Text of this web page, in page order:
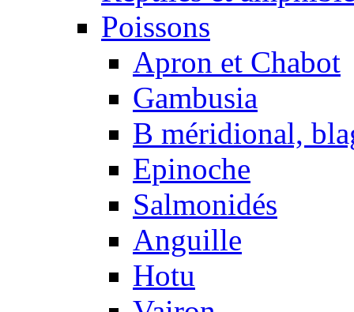
Poissons
Apron et Chabot
Gambusia
B méridional,
Epinoche
Salmonidés
Anguille
Hotu